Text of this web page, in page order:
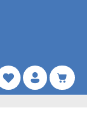
Merkzettel